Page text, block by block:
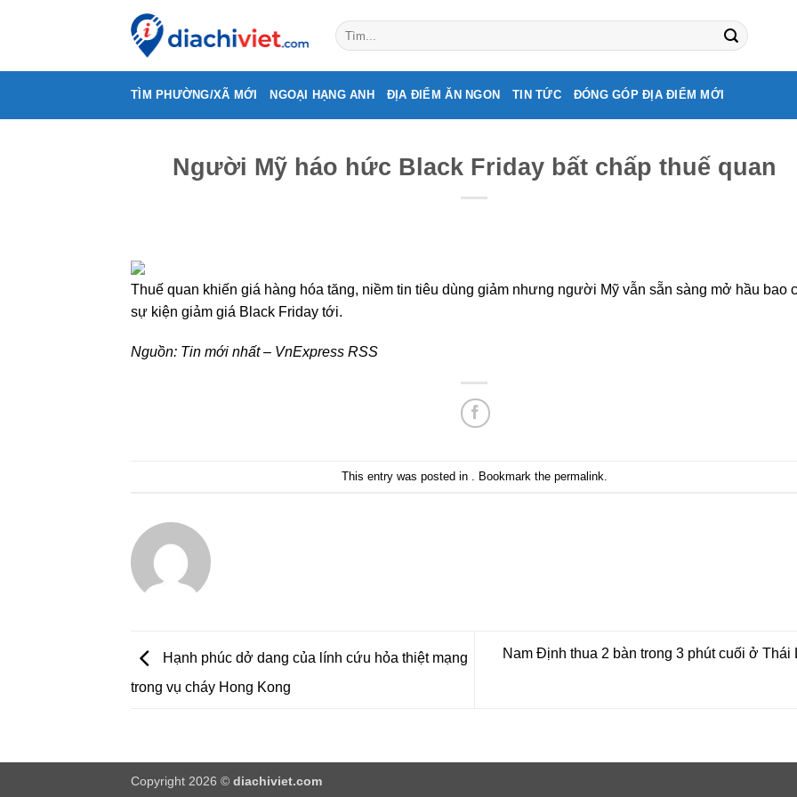
TÌM PHƯỜNG/XÃ MỚI NGOẠI HẠNG ANH ĐỊA ĐIỂM ĂN NGON TIN TỨC ĐÓNG GÓP ĐỊA ĐIỂM MỚI
Người Mỹ háo hức Black Friday bất chấp thuế quan
Thuế quan khiến giá hàng hóa tăng, niềm tin tiêu dùng giảm nhưng người Mỹ vẫn sẵn sàng mở hầu bao
sự kiện giảm giá Black Friday tới.
Nguồn: Tin mới nhất – VnExpress RSS
This entry was posted in . Bookmark the permalink
Hạnh phúc dở dang của lính cứu hỏa thiệt mạng
trong vụ cháy Hong Kong
Nam Định thua 2 bàn trong 3 phút cuối ở Thái
Copyright 2026 © diachiviet.com